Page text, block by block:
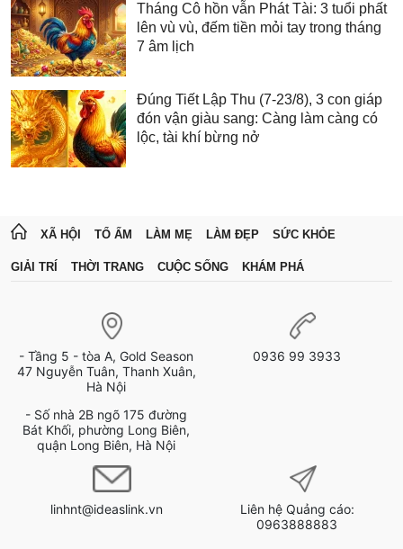
Tháng Cô hồn vẫn Phát Tài: 3 tuổi phất
lên vù vù, đếm tiền mỏi tay trong tháng
7 âm lịch
Đúng Tiết Lập Thu (7-23/8), 3 con giáp
đón vận giàu sang: Càng làm càng có
lộc, tài khí bừng nở
XÃ HỘI TỔ ẤM LÀM MẸ LÀM ĐẸP SỨC KHỎE
GIẢI TRÍ THỜI TRANG CUỘC SỐNG KHÁM PHÁ
- Tầng 5 - tòa A, Gold Season
47 Nguyễn Tuân, Thanh Xuân,
Hà Nội
- Số nhà 2B ngõ 175 đường
Bát Khối, phường Long Biên,
quận Long Biên, Hà Nội
0936 99 3933
linhnt@ideaslink.vn
Liên hệ Quảng cáo:
0963888883